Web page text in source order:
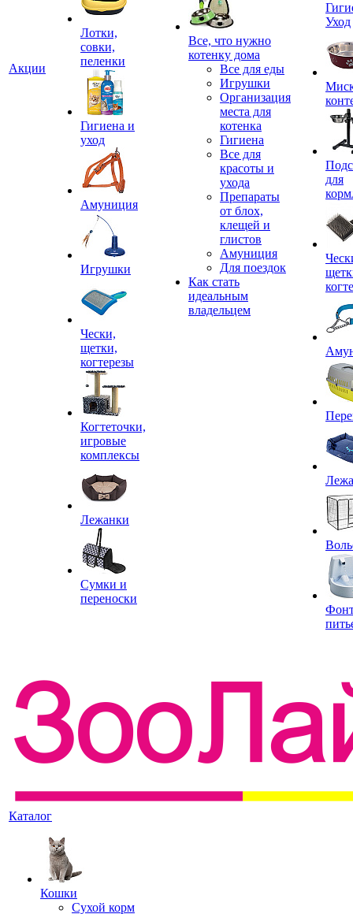
Акции
Лотки,
совки,
пеленки
Гигиена и
уход
Амуниция
Игрушки
Чески,
щетки,
когтерезы
Когтеточки,
игровые
комплексы
Лежанки
Сумки и
переноски
Все, что нужно
котенку дома
Все для еды
Игрушки
Организация
места для
котенка
Гигиена
Все для
красоты и
ухода
Препараты
от блох,
клещей и
глистов
Амуниция
Для поездок
Как стать
идеальным
владельцем
Уход
для
Каталог
Кошки
Сухой корм